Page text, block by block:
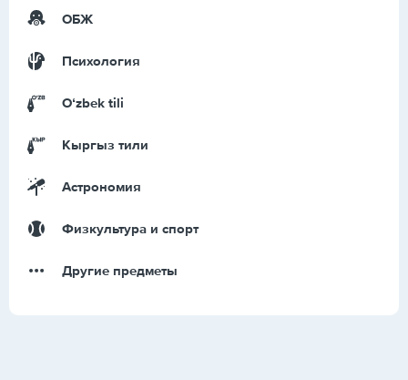
ОБЖ
Психология
Оʻzbek tili
Кыргыз тили
Астрономия
Физкультура и спорт
Другие предметы